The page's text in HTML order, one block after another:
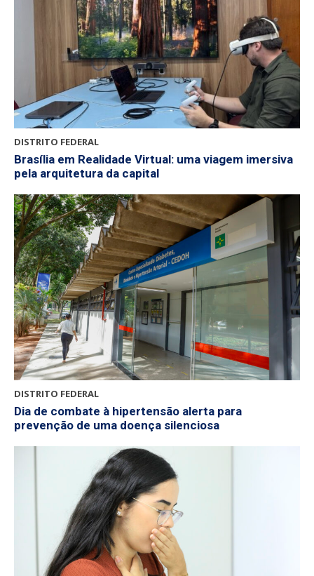
DISTRITO FEDERAL
Brasília em Realidade Virtual: uma viagem imersiva
pela arquitetura da capital
DISTRITO FEDERAL
Dia de combate à hipertensão alerta para
prevenção de uma doença silenciosa